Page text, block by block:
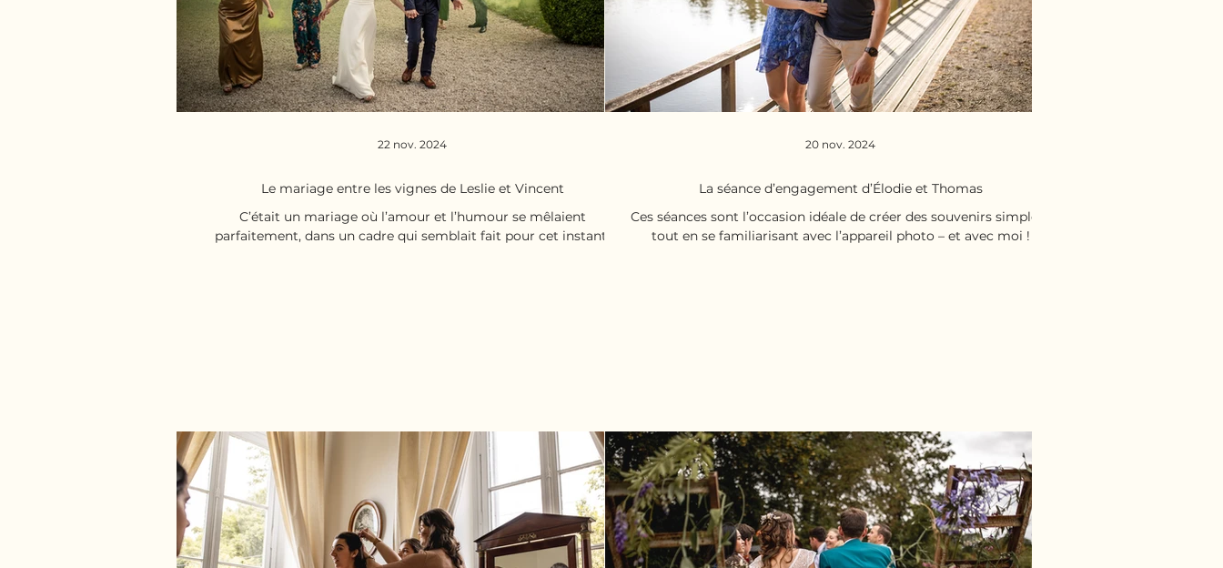
Le mariage entre les vignes de Leslie et Vincent
C’était un mariage où l’amour et l’humour se mêlaient
parfaitement, dans un cadre qui semblait fait pour cet instant.
22 nov. 2024
La séance d’engagement d’Élodie et Thomas
Ces séances sont l’occasion idéale de créer des souvenirs simples ,
tout en se familiarisant avec l’appareil photo – et avec moi !
20 nov. 2024